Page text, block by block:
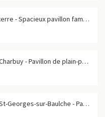
À 12 min d’Auxerre - Spacieux pavillon familial de 180 m²
EXCLUSIVITÉ - Charbuy - Pavillon de plain-pied avec grand terrain
EXCLUSIVITÉ - St-Georges-sur-Baulche - Pavillon 4 pièces avec vie de plain-pied